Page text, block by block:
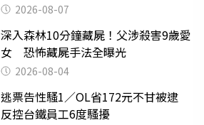
2026-08-07
深入森林10分鐘藏屍！父涉殺害9歲愛
女 恐怖藏屍手法全曝光
2026-08-04
逃票告性騷1／OL省172元不甘被逮
反控台鐵員工6度騷擾